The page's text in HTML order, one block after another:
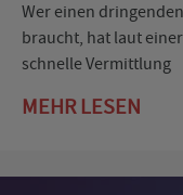
Wer einen
braucht, hat laut
schnelle Vermittlung
MEHR LESEN